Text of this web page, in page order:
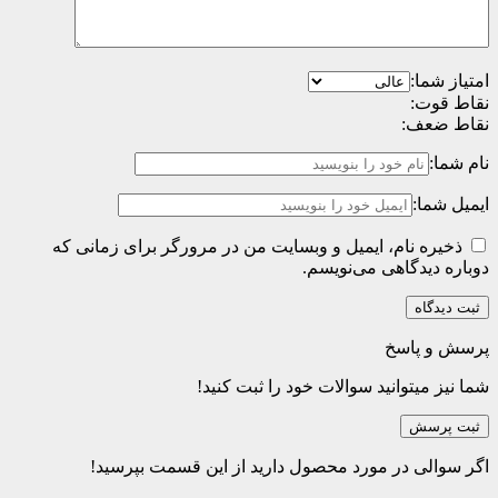
امتیاز شما:
نقاط قوت:
نقاط ضعف:
نام شما:
ایمیل شما:
ذخیره نام، ایمیل و وبسایت من در مرورگر برای زمانی که
دوباره دیدگاهی می‌نویسم.
پرسش و پاسخ
شما نیز میتوانید سوالات خود را ثبت کنید!
ثبت پرسش
اگر سوالی در مورد محصول دارید از این قسمت بپرسید!